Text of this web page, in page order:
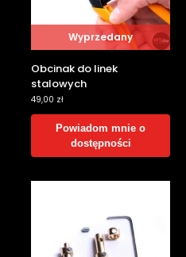
Wyprzedany
Obcinak do linek
stalowych
49,00 zł
Powiadom mnie o
dostępności